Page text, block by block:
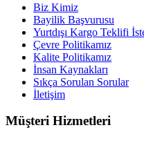
Biz Kimiz
Bayilik Başvurusu
Yurtdışı Kargo Teklifi
Çevre Politikamız
Kalite Politikamız
İnsan Kaynakları
Sıkça Sorulan Sorular
İletişim
Müşteri Hizmetleri